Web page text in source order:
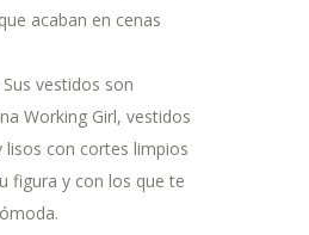
acaban en cenas
Sus vestidos son
Working Girl, vestidos
lisos con cortes limpios
figura y con los que te